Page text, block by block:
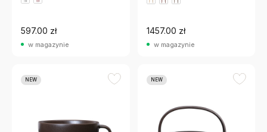
597.00 zł
w magazynie
1457.00 zł
w magazynie
NEW NEW